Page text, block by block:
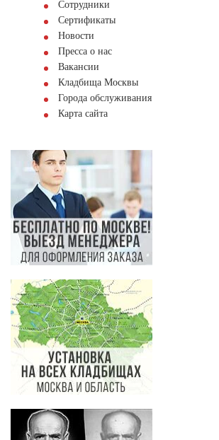
Сотрудники
Сертификаты
Новости
Пресса о нас
Вакансии
Кладбища Москвы
Города обслуживания
Карта сайта